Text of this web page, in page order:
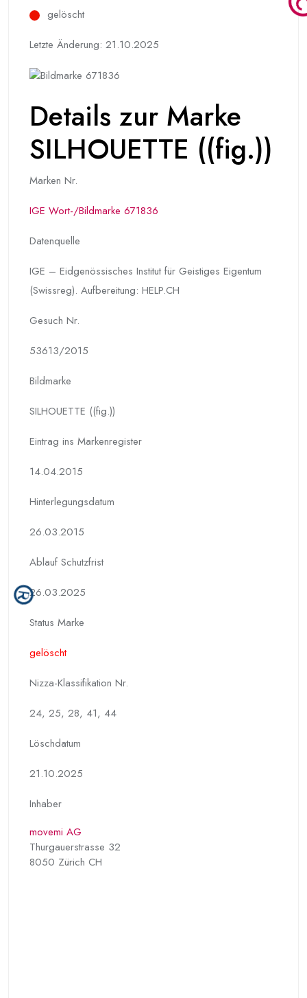
gelöscht
Letzte Änderung: 21.10.2025
Details zur Marke
SILHOUETTE ((fig.))
Marken Nr.
IGE Wort-/Bildmarke 671836
Datenquelle
IGE – Eidgenössisches Institut für Geistiges Eigentum
(Swissreg). Aufbereitung: HELP.CH
Gesuch Nr.
53613/2015
Bildmarke
SILHOUETTE ((fig.))
Eintrag ins Markenregister
14.04.2015
Hinterlegungs­datum
26.03.2015
Ablauf Schutzfrist
26.03.2025
Status Marke
gelöscht
Nizza-Klassifikation Nr.
24, 25, 28, 41, 44
Löschdatum
21.10.2025
Inhaber
movemi AG
Thurgauerstrasse 32
8050 Zürich CH